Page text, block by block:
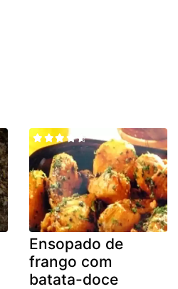
Ensopado de
frango com
batata-doce